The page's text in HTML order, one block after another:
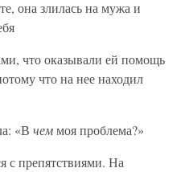
она злилась на мужа и
что оказывали ей помощь
что на нее находил
«В чеммоя проблема?»
с препятствиями. На